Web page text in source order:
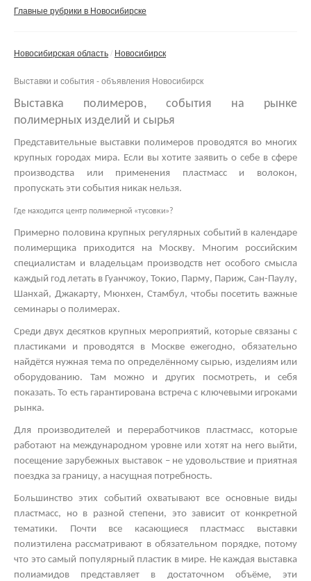
Частные
Применить Сбросить фильтр
Главные рубрики в Новосибирске
Новосибирская область Новосибирск
Выставки и события - объявления Новосибирск
Выставка полимеров, события на рынке
полимерных изделий и сырья
Представительные выставки полимеров проводятся во многих
крупных городах мира. Если вы хотите заявить о себе в сфере
производства или применения пластмасс и волокон,
пропускать эти события никак нельзя.
Где находится центр полимерной «тусовки»?
Примерно половина крупных регулярных событий в календаре
полимерщика приходится на Москву. Многим российским
специалистам и владельцам производств нет особого смысла
каждый год летать в Гуанчжоу, Токио, Парму, Париж, Сан-Паулу,
Шанхай, Джакарту, Мюнхен, Стамбул, чтобы посетить важные
семинары о полимерах.
Среди двух десятков крупных мероприятий, которые связаны с
пластиками и проводятся в Москве ежегодно, обязательно
найдётся нужная тема по определённому сырью, изделиям или
оборудованию. Там можно и других посмотреть, и себя
показать. То есть гарантирована встреча с ключевыми игроками
рынка.
Для производителей и переработчиков пластмасс, которые
работают на международном уровне или хотят на него выйти,
посещение зарубежных выставок – не удовольствие и приятная
поездка за границу, а насущная потребность.
Большинство этих событий охватывают все основные виды
пластмасс, но в разной степени, это зависит от конкретной
тематики. Почти все касающиеся пластмасс выставки
полиэтилена рассматривают в обязательном порядке, потому
что это самый популярный пластик в мире. Не каждая выставка
полиамидов
представляет в достаточном объёме, эти